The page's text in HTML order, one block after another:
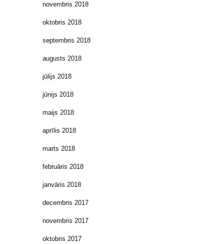
novembris 2018
oktobris 2018
septembris 2018
augusts 2018
jūlijs 2018
jūnijs 2018
maijs 2018
aprīlis 2018
marts 2018
februāris 2018
janvāris 2018
decembris 2017
novembris 2017
oktobris 2017